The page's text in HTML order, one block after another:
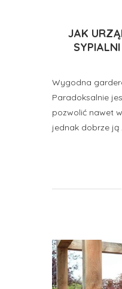
JAK
Wygodna
Paradoksalnie
pozwolić nawet
jednak dobrze ją